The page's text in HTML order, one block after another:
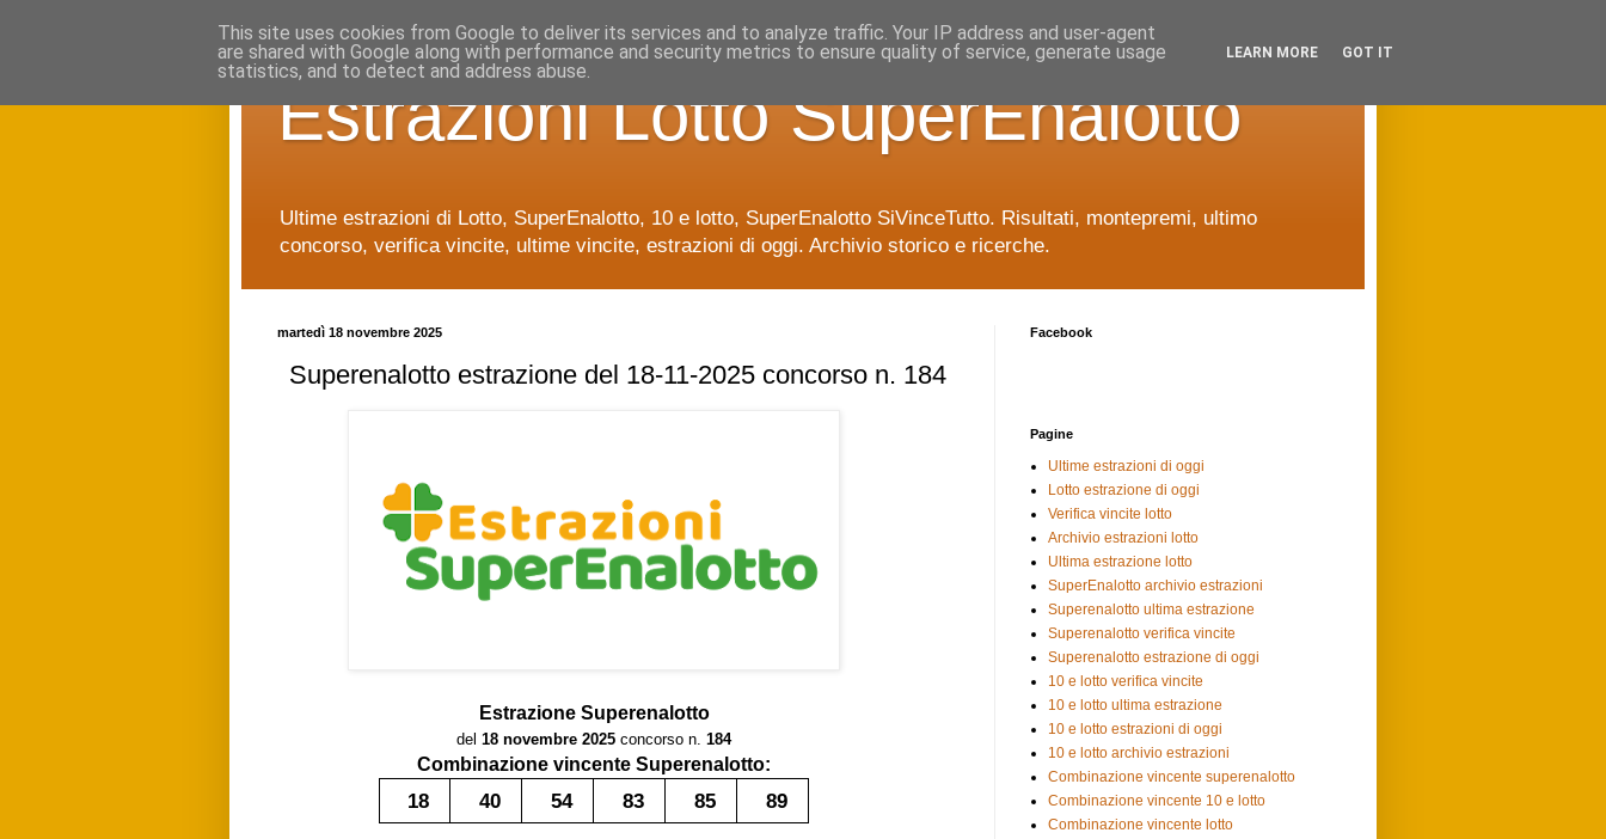
Estrazioni Lotto SuperEnalotto
Ultime estrazioni di Lotto, SuperEnalotto, 10 e lotto, SuperEnalotto SiVinceTutto. Risultati, montepremi, ultimo
concorso, verifica vincite, ultime vincite, estrazioni di oggi. Archivio storico e ricerche.
martedì 18 novembre 2025
Superenalotto estrazione del 18-11-2025 concorso n. 184
Estrazione Superenalotto
del 18 novembre 2025 concorso n. 184
Combinazione vincente Superenalotto:
18 40 54 83 85 89
Facebook
Pagine
Ultime estrazioni di oggi
Lotto estrazione di oggi
Verifica vincite lotto
Archivio estrazioni lotto
Ultima estrazione lotto
SuperEnalotto archivio estrazioni
Superenalotto ultima estrazione
Superenalotto verifica vincite
Superenalotto estrazione di oggi
10 e lotto verifica vincite
10 e lotto ultima estrazione
10 e lotto estrazioni di oggi
10 e lotto archivio estrazioni
Combinazione vincente superenalotto
Combinazione vincente 10 e lotto
Combinazione vincente lotto
This site uses cookies from Google to deliver its services and to analyze traffic. Your IP address and user-agent
are shared with Google along with performance and security metrics to ensure quality of service, generate usage
statistics, and to detect and address abuse.
LEARN MORE GOT IT